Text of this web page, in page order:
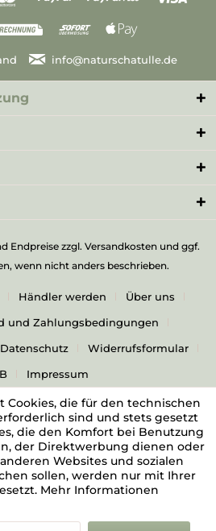
info@naturschatulle.de
Endpreise zzgl. Versandkostenund ggf.
wenn nicht anders beschrieben.
Händler werden
Über uns
und Zahlungsbedingungen
Datenschutz
Widerrufsformular
Impressum
Cookies, die für den technischen
sind und stets gesetzt
die den Komfort bei Benutzung
der Direktwerbung dienen oder
Websites und sozialen
sollen, werden nur mit Ihrer
Mehr Informationen